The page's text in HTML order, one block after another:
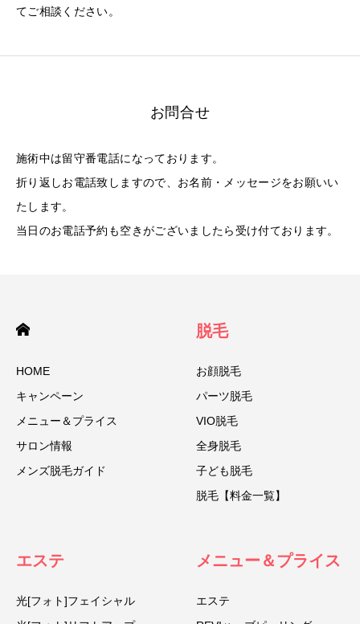
てご相談ください。
お問合せ
施術中は留守番電話になっております。
折り返しお電話致しますので、お名前・メッセージをお願いい
たします。
当日のお電話予約も空きがございましたら受け付ております。
HOME
キャンペーン
メニュー＆プライス
サロン情報
メンズ脱毛ガイド
脱毛
お顔脱毛
パーツ脱毛
VIO脱毛
全身脱毛
子ども脱毛
脱毛【料金一覧】
エステ
光[フォト]フェイシャル
メニュー＆プライス
エステ